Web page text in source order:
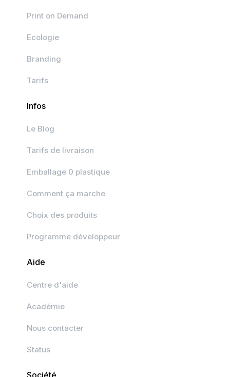
Print on Demand
Ecologie
Branding
Tarifs
Infos
Le Blog
Tarifs de livraison
Emballage 0 plastique
Comment ça marche
Choix des produits
Programme développeur
Aide
Centre d'aide
Académie
Nous contacter
Status